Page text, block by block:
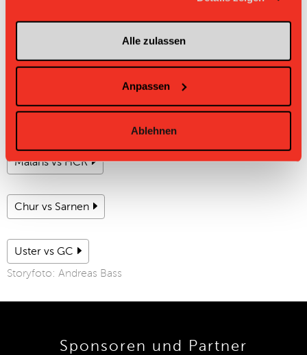
Alle zulassen
Anpassen
Ablehnen
Y. Glauser (S. Flühmann) 6:9. 50. L. Meister (J. Lauber) 7:9.
53. C. Beer (Y. Glauser) 8:9. 57. R. Baumann 8:10.
Strafen: keine Strafen. 2mal 2 Minuten gegen Floorball
Köniz.
Malans vs HCR
Chur vs Sarnen
Uster vs GC
Storyfoto: Andreas Bass
Sponsoren und Partner